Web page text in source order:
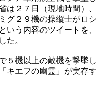
は２７日（現地時間）、
グ２９機の操縦士がロシ
いう内容のツイートを、
た。
５機以上の敵機を撃墜し
キエフの幽霊」が実存す